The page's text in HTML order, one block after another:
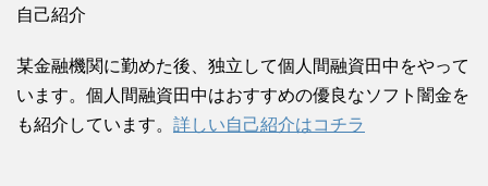
自己紹介
某金融機関に勤めた後、独立して個人間融資田中をやって
います。個人間融資田中はおすすめの優良なソフト闇金を
も紹介しています。 詳しい自己紹介はコチラ